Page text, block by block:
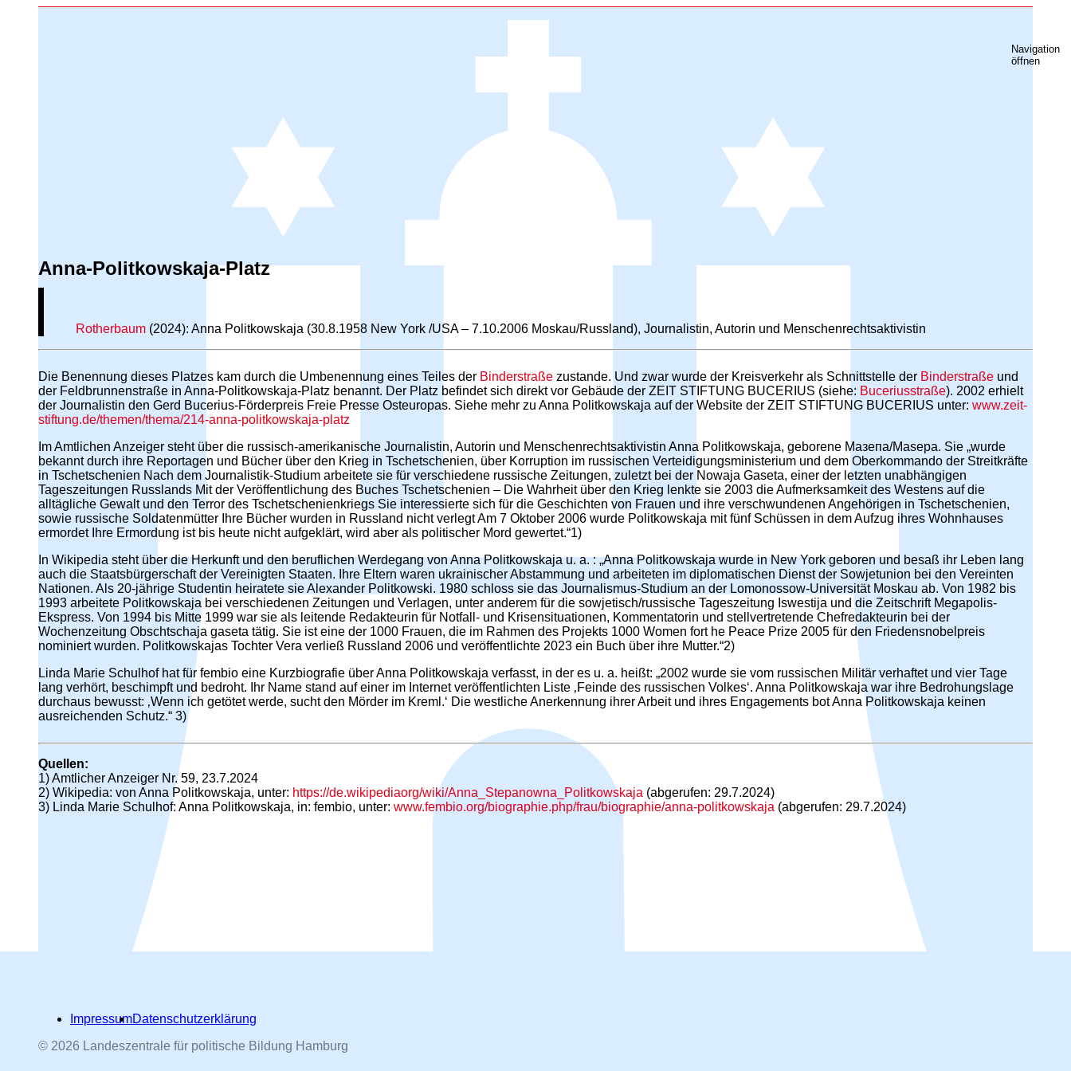
Hamburger Straßennamen -
Navigation
öffnen
Anna-Politkowskaja-Platz
Rotherbaum (2024): Anna Politkowskaja (30.8.1958 New York /USA – 7.10.2006 Moskau/Russland), Journalistin, Autorin und Menschenrechtsaktivistin
Die Benennung dieses Platzes kam durch die Umbenennung eines Teiles der Binderstraße zustande. Und zwar wurde der Kreisverkehr als Schnittstelle der Binderstraße und
der Feldbrunnenstraße in Anna-Politkowskaja-Platz benannt. Der Platz befindet sich direkt vor Gebäude der ZEIT STIFTUNG BUCERIUS (siehe: Buceriusstraße). 2002 erhielt
der Journalistin den Gerd Bucerius-Förderpreis Freie Presse Osteuropas. Siehe mehr zu Anna Politkowskaja auf der Website der ZEIT STIFTUNG BUCERIUS unter: www.zeit-
stiftung.de/themen/thema/214-anna-politkowskaja-platz
Im Amtlichen Anzeiger steht über die russisch-amerikanische Journalistin, Autorin und Menschenrechtsaktivistin Anna Politkowskaja, geborene Мазепа/Masepa. Sie „wurde
bekannt durch ihre Reportagen und Bücher über den Krieg in Tschetschenien, über Korruption im russischen Verteidigungsministerium und dem Oberkommando der Streitkräfte
in Tschetschenien Nach dem Journalistik-Studium arbeitete sie für verschiedene russische Zeitungen, zuletzt bei der Nowaja Gaseta, einer der letzten unabhängigen
Tageszeitungen Russlands Mit der Veröffentlichung des Buches Tschetschenien – Die Wahrheit über den Krieg lenkte sie 2003 die Aufmerksamkeit des Westens auf die
alltägliche Gewalt und den Terror des Tschetschenienkriegs Sie interessierte sich für die Geschichten von Frauen und ihre verschwundenen Angehörigen in Tschetschenien,
sowie russische Soldatenmütter Ihre Bücher wurden in Russland nicht verlegt Am 7 Oktober 2006 wurde Politkowskaja mit fünf Schüssen in dem Aufzug ihres Wohnhauses
ermordet Ihre Ermordung ist bis heute nicht aufgeklärt, wird aber als politischer Mord gewertet.“1)
In Wikipedia steht über die Herkunft und den beruflichen Werdegang von Anna Politkowskaja u. a. : „Anna Politkowskaja wurde in New York geboren und besaß ihr Leben lang
auch die Staatsbürgerschaft der Vereinigten Staaten. Ihre Eltern waren ukrainischer Abstammung und arbeiteten im diplomatischen Dienst der Sowjetunion bei den Vereinten
Nationen. Als 20-jährige Studentin heiratete sie Alexander Politkowski. 1980 schloss sie das Journalismus-Studium an der Lomonossow-Universität Moskau ab. Von 1982 bis
1993 arbeitete Politkowskaja bei verschiedenen Zeitungen und Verlagen, unter anderem für die sowjetisch/russische Tageszeitung Iswestija und die Zeitschrift Megapolis-
Ekspress. Von 1994 bis Mitte 1999 war sie als leitende Redakteurin für Notfall- und Krisensituationen, Kommentatorin und stellvertretende Chefredakteurin bei der
Wochenzeitung Obschtschaja gaseta tätig. Sie ist eine der 1000 Frauen, die im Rahmen des Projekts 1000 Women fort he Peace Prize 2005 für den Friedensnobelpreis
nominiert wurden. Politkowskajas Tochter Vera verließ Russland 2006 und veröffentlichte 2023 ein Buch über ihre Mutter.“2)
Linda Marie Schulhof hat für fembio eine Kurzbiografie über Anna Politkowskaja verfasst, in der es u. a. heißt: „2002 wurde sie vom russischen Militär verhaftet und vier Tage
lang verhört, beschimpft und bedroht. Ihr Name stand auf einer im Internet veröffentlichten Liste ‚Feinde des russischen Volkes‘. Anna Politkowskaja war ihre Bedrohungslage
durchaus bewusst: ‚Wenn ich getötet werde, sucht den Mörder im Kreml.‘ Die westliche Anerkennung ihrer Arbeit und ihres Engagements bot Anna Politkowskaja keinen
ausreichenden Schutz.“ 3)
Quellen:
1) Amtlicher Anzeiger Nr. 59, 23.7.2024
2) Wikipedia: von Anna Politkowskaja, unter: https://de.wikipediaorg/wiki/Anna_Stepanowna_Politkowskaja (abgerufen: 29.7.2024)
3) Linda Marie Schulhof: Anna Politkowskaja, in: fembio, unter: www.fembio.org/biographie.php/frau/biographie/anna-politkowskaja (abgerufen: 29.7.2024)
ImpressumDatenschutzerklärung
© 2026 Landeszentrale für politische Bildung Hamburg